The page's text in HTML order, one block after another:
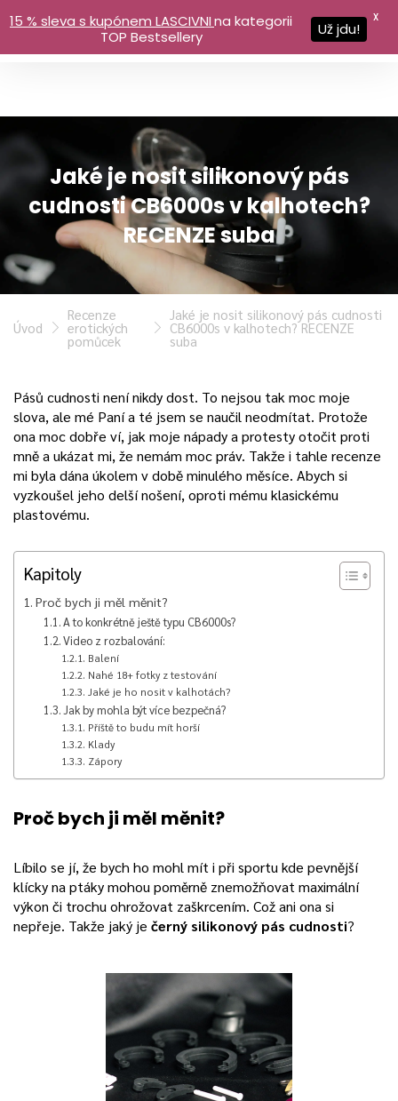
Jaké je nosit silikonový pás
cudnosti CB6000s v kalhotech?
RECENZE suba
Úvod
Recenze
erotických
pomůcek
Jaké je nosit silikonový pás cudnosti
CB6000s v kalhotech? RECENZE
suba
Pásů cudnosti není nikdy dost. To nejsou tak moc moje
slova, ale mé Paní a té jsem se naučil neodmítat. Protože
ona moc dobře ví, jak moje nápady a protesty otočit proti
mně a ukázat mi, že nemám moc práv. Takže i tahle recenze
mi byla dána úkolem v době minulého měsíce. Abych si
vyzkoušel jeho delší nošení, oproti mému klasickému
plastovému.
Kapitoly
Proč bych ji měl měnit?
A to konkrétně ještě typu CB6000s?
Video z rozbalování:
Balení
Nahé 18+ fotky z testování
Jaké je ho nosit v kalhotách?
Jak by mohla být více bezpečná?
Příště to budu mít horší
Klady
Zápory
Proč bych ji měl měnit?
Líbilo se jí, že bych ho mohl mít i při sportu kde pevnější
klícky na ptáky mohou poměrně znemožňovat maximální
výkon či trochu ohrožovat zaškrcením. Což ani ona si
nepřeje. Takže jaký je černý silikonový pás cudnosti?
15 % sleva s kupónem LASCIVNIna kategorii
TOP Bestsellery
Už jdu!
X